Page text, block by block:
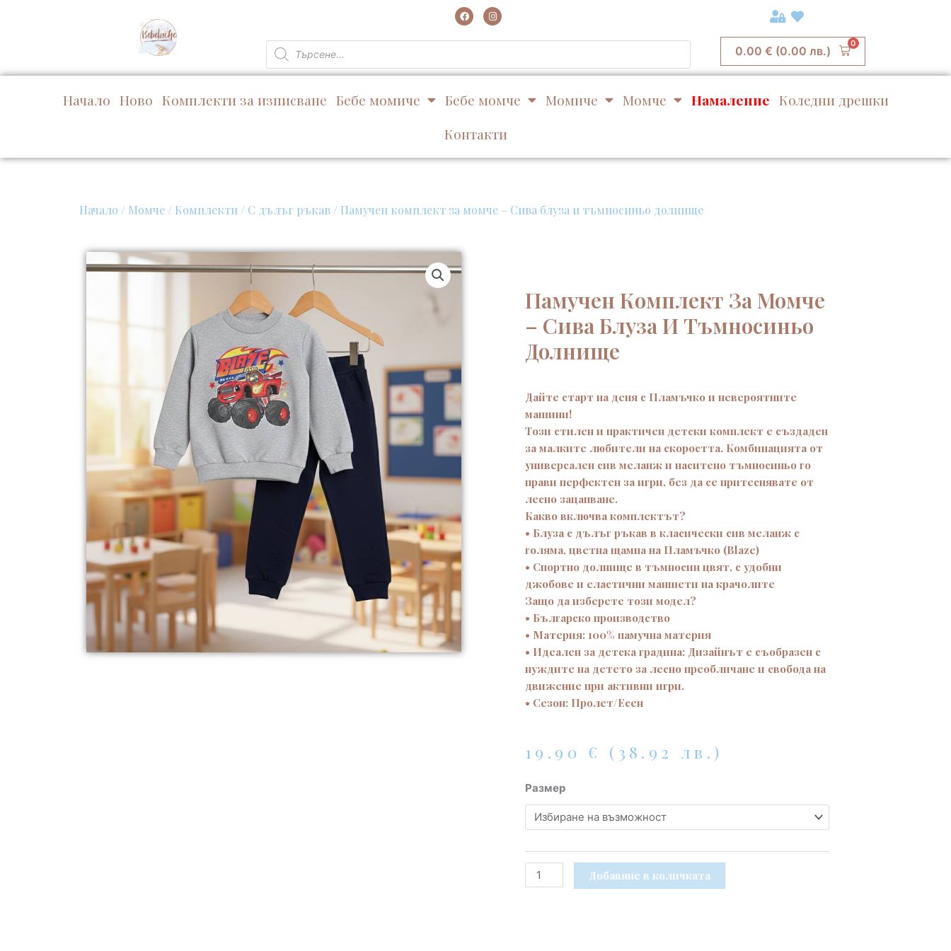
F
a
c
e
o
k
I
n
s
t
r
a
Products
search 0.00 € (0.00 лв.)
0
Начало Ново Комплекти за изписване Бебе момиче Бебе момче Момиче Момче Намаление Коледни дрешки
Контакти
Начало / Момче / Комплекти / С дълъг ръкав / Памучен комплект за момче – Сива блуза и тъмносиньо долнище
Памучен Комплект За Момче
– Сива Блуза И Тъмносиньо
Долнище
Дайте старт на деня с Пламъчко и невероятните
машини!
Този стилен и практичен детски комплект е създаден
за малките любители на скоростта. Комбинацията от
универсален сив меланж и наситено тъмносиньо го
прави перфектен за игри, без да се притеснявате от
лесно зацапване.
Какво включва комплектът?
• Блуза с дълъг ръкав в класически сив меланж с
голяма, цветна щампа на Пламъчко (Blaze)
• Спортно долнище в тъмносин цвят, с удобни
джобове и еластични маншети на крачолите
Защо да изберете този модел?
• Българско производство
• Материя: 100% памучна материя
• Идеален за детска градина: Дизайнът е съобразен с
нуждите на детето за лесно преобличане и свобода на
движение при активни игри.
• Сезон: Пролет/Есен
19.90€ (38.92 лв.)
Размер
количество
за
Памучен
за
момче
–
Добавяне в количката